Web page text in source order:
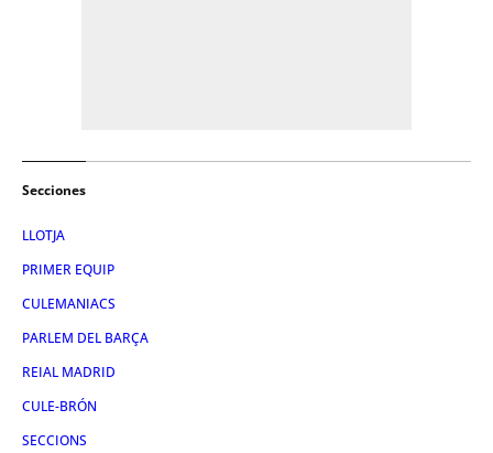
Secciones
LLOTJA
PRIMER EQUIP
CULEMANIACS
PARLEM DEL BARÇA
REIAL MADRID
CULE-BRÓN
SECCIONS